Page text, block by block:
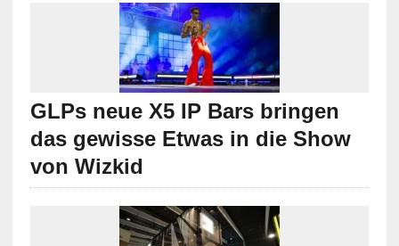
GLPs neue X5 IP Bars bringen
das gewisse Etwas in die Show
von Wizkid